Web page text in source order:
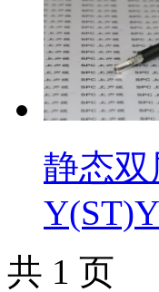
静态双
Y(ST)Y
共 1 页